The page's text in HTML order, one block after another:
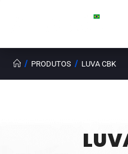
/ PRODUTOS / LUVA CBK